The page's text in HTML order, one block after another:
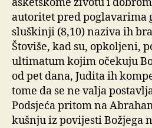
autoritet pred poglavarima
sluškinji (8,10) naziva ih
Štoviše, kad su, opkoljeni,
ultimatum kojim očekuju
od pet dana, Judita ih
tome da se ne valja
Podsjeća pritom na
kušnju iz povijesti Božjega